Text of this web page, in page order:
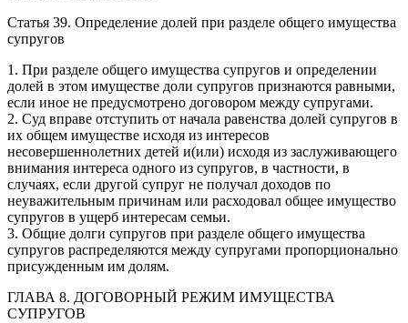
Статья 39. Определение долей при разделе общего имущества
супругов
1. При разделе общего имущества супругов и определении
долей в этом имуществе доли супругов признаются равными,
если иное не предусмотрено договором между супругами.
2. Суд вправе отступить от начала равенства долей супругов в
их общем имуществе исходя из интересов
несовершеннолетних детей и(или) исходя из заслуживающего
внимания интереса одного из супругов, в частности, в
случаях, если другой супруг не получал доходов по
неуважительным причинам или расходовал общее имущество
супругов в ущерб интересам семьи.
3. Общие долги супругов при разделе общего имущества
супругов распределяются между супругами пропорционально
присужденным им долям.
ГЛАВА 8. ДОГОВОРНЫЙ РЕЖИМ ИМУЩЕСТВА
СУПРУГОВ